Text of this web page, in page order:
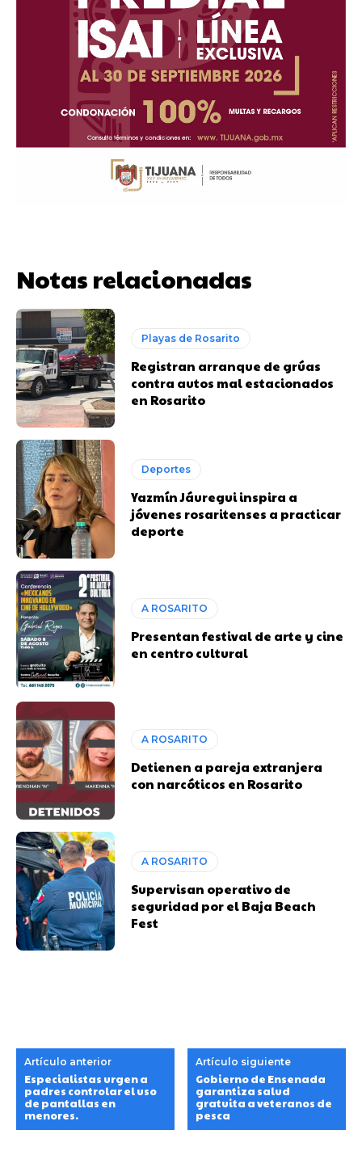
Notas relacionadas
Playas de Rosarito
Registran arranque de grúas
contra autos mal estacionados
en Rosarito
Deportes
Yazmín Jáuregui inspira a
jóvenes rosaritenses a practicar
deporte
A ROSARITO
Presentan festival de arte y cine
en centro cultural
A ROSARITO
Detienen a pareja extranjera
con narcóticos en Rosarito
A ROSARITO
Supervisan operativo de
seguridad por el Baja Beach
Fest
Artículo anterior
Especialistas urgen a
padres controlar el uso
de pantallas en
menores.
Artículo siguiente
Gobierno de Ensenada
garantiza salud
gratuita a veteranos de
pesca